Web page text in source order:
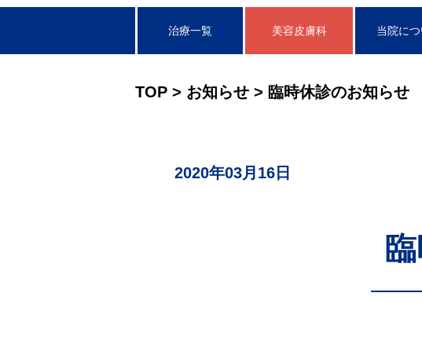
治療一覧
湿疹
男性のクラミ
自由診療
美容皮膚科 当院に
TOP > お知らせ > 臨時休診のお知らせ
2020年03月16日